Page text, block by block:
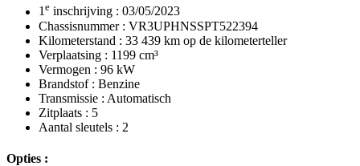
1e inschrijving : 03/05/2023
Chassisnummer : VR3UPHNSSPT522394
Kilometerstand : 33 439 km op de kilometerteller
Verplaatsing : 1199 cm³
Vermogen : 96 kW
Brandstof : Benzine
Transmissie : Automatisch
Zitplaats : 5
Aantal sleutels : 2
Opties :